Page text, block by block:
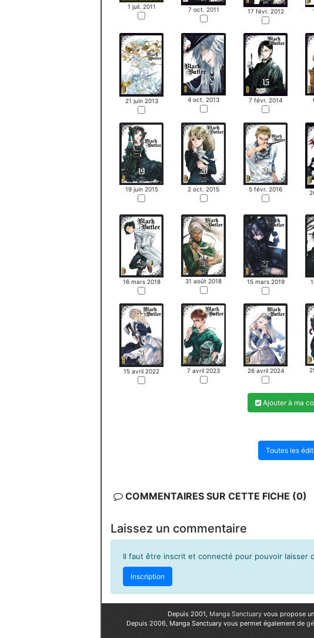
1 juil. 2011 7 oct. 2011 17 févr. 2012
21 juin 2013 4 oct. 2013 7 févr. 2014
19 juin 2015 2 oct. 2015 5 févr. 2016
16 mars 2018 31 août 2018 15 mars 2019
15 avril 2022 7 avril 2023 26 avril 2024
Ajouter à ma
Toutes les
COMMENTAIRES SUR CETTE FICHE (0)
Laissez un commentaire
Il faut être inscrit et connecté pour pouvoir laisser
Inscription
Depuis 2001, Manga Sanctuary vous propose
Depuis 2006, Manga Sanctuary vous permet également de